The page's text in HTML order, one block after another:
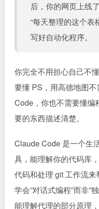
后，你的网页上线了
“每天整理的这个表
写好自动化程序。
你完全不用担心自己不
要懂 PS，用高德地图
Code，你也不需要懂编
要的东西描述清楚。
Claude Code 是一个生
具，能理解你的代码库
代码和处理 git 工作流
学会”对话式编程”而非”
能理解代理的部分原理